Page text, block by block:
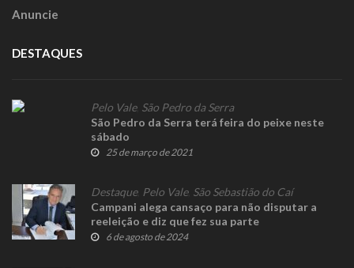
Anuncie
DESTAQUES
Pelo Vale, São Pedro da Serra
São Pedro da Serra terá feira do peixe neste
sábado
25 de março de 2021
Destaque, Pelo Vale, São Sebastião do Caí
Campani alega cansaço para não disputar a
reeleição e diz que fez sua parte
6 de agosto de 2024